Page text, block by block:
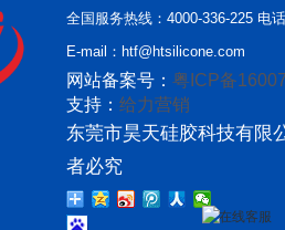
全国服务热线：4000-336-225 电
E-mail：htf@htsilicone.com
网站备案号： 粤ICP备
支持： 给力营销
东莞市昊天硅胶科技有限
者必究
在线客服